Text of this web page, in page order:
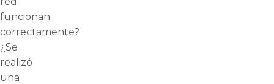
funcionan
correctamente?
¿Se
realizó
una